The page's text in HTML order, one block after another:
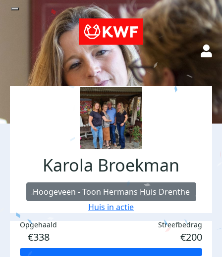
Karola Broekman
Hoogeveen - Toon Hermans Huis Drenthe
Huis in actie
Opgehaald
€338
Streefbedrag
€200